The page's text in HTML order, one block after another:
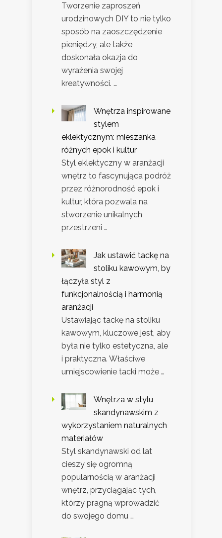
Tworzenie zaproszeń
urodzinowych DIY to nie tylko
sposób na zaoszczędzenie
pieniędzy, ale także
doskonała okazja do
wyrażenia swojej
kreatywności. …
Wnętrza inspirowane
stylem
eklektycznym: mieszanka
różnych epok i kultur
Styl eklektyczny w aranżacji
wnętrz to fascynująca podróż
przez różnorodność epok i
kultur, która pozwala na
stworzenie unikalnych
przestrzeni …
Jak ustawić tackę na
stoliku kawowym, by
łączyła styl z
funkcjonalnością i harmonią
aranżacji
Ustawiając tackę na stoliku
kawowym, kluczowe jest, aby
była nie tylko estetyczna, ale
i praktyczna. Właściwe
umiejscowienie tacki może …
Wnętrza w stylu
skandynawskim z
wykorzystaniem naturalnych
materiałów
Styl skandynawski od lat
cieszy się ogromną
popularnością w aranżacji
wnętrz, przyciągając tych,
którzy pragną wprowadzić
do swojego domu …